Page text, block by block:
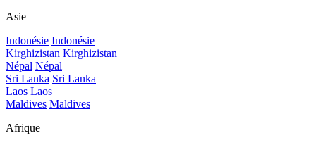
Asie
Indonésie Indonésie
Kirghizistan Kirghizistan
Népal Népal
Sri Lanka Sri Lanka
Laos Laos
Maldives Maldives
Afrique